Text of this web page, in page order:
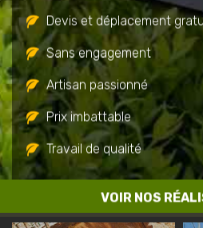
VOIR NOS
Devis et déplacement
Sans engagement
Artisan passionné
Prix imbattable
Travail de qualité